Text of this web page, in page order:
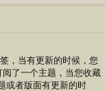
，当有更新的时候，您
了一个主题，当您收藏
或者版面有更新的时